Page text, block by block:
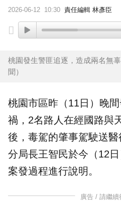
2026-06-12 10:30 責任編輯 林彥臣
桃園發生警匪追逐，造成兩名無
聞）
桃園市區昨（11日）晚
禍，2名路人在經國路與
後，毒駕的肇事駕駛送
分局長王智民於今（12
案發過程進行說明。
廣告 / 請繼續